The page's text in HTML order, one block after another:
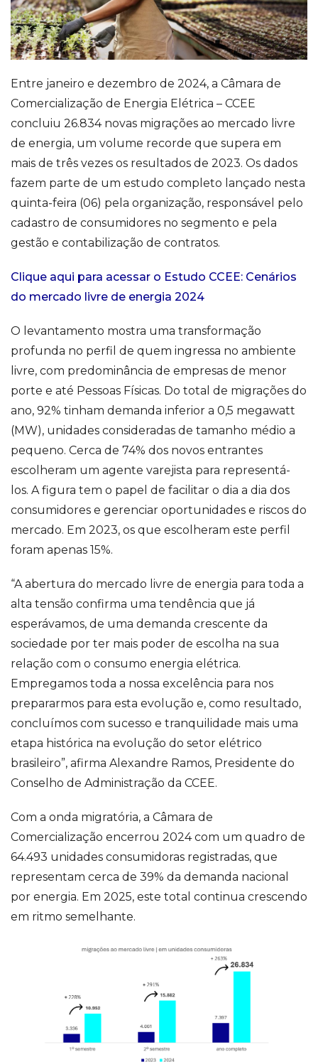
Entre janeiro e dezembro de 2024, a Câmara de
Comercialização de Energia Elétrica – CCEE
concluiu 26.834 novas migrações ao mercado livre
de energia, um volume recorde que supera em
mais de três vezes os resultados de 2023. Os dados
fazem parte de um estudo completo lançado nesta
quinta-feira (06) pela organização, responsável pelo
cadastro de consumidores no segmento e pela
gestão e contabilização de contratos.
Clique aqui para acessar o Estudo CCEE: Cenários
do mercado livre de energia 2024
O levantamento mostra uma transformação
profunda no perfil de quem ingressa no ambiente
livre, com predominância de empresas de menor
porte e até Pessoas Físicas. Do total de migrações do
ano, 92% tinham demanda inferior a 0,5 megawatt
(MW), unidades consideradas de tamanho médio a
pequeno. Cerca de 74% dos novos entrantes
escolheram um agente varejista para representá-
los. A figura tem o papel de facilitar o dia a dia dos
consumidores e gerenciar oportunidades e riscos do
mercado. Em 2023, os que escolheram este perfil
foram apenas 15%.
“A abertura do mercado livre de energia para toda a
alta tensão confirma uma tendência que já
esperávamos, de uma demanda crescente da
sociedade por ter mais poder de escolha na sua
relação com o consumo energia elétrica.
Empregamos toda a nossa excelência para nos
prepararmos para esta evolução e, como resultado,
concluímos com sucesso e tranquilidade mais uma
etapa histórica na evolução do setor elétrico
brasileiro”, afirma Alexandre Ramos, Presidente do
Conselho de Administração da CCEE.
Com a onda migratória, a Câmara de
Comercialização encerrou 2024 com um quadro de
64.493 unidades consumidoras registradas, que
representam cerca de 39% da demanda nacional
por energia. Em 2025, este total continua crescendo
em ritmo semelhante.